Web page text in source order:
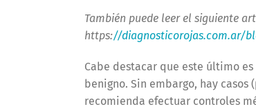
También puede leer el siguiente
https://diagnosticorojas.com.ar/
Cabe destacar que este último
benigno. Sin embargo, hay
recomienda efectuar controles